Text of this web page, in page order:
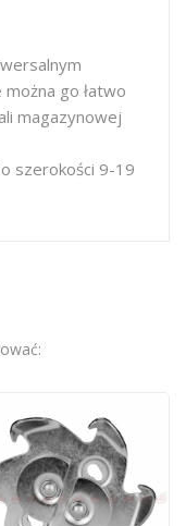
go łatwo
magazynowej
szerokości 9-19